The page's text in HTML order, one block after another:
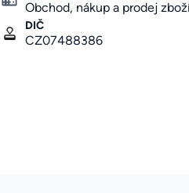
Obchod, nákup a prodej
DIČ
CZ07488386